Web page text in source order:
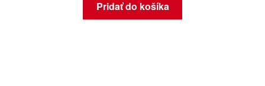
Pridať do košíka